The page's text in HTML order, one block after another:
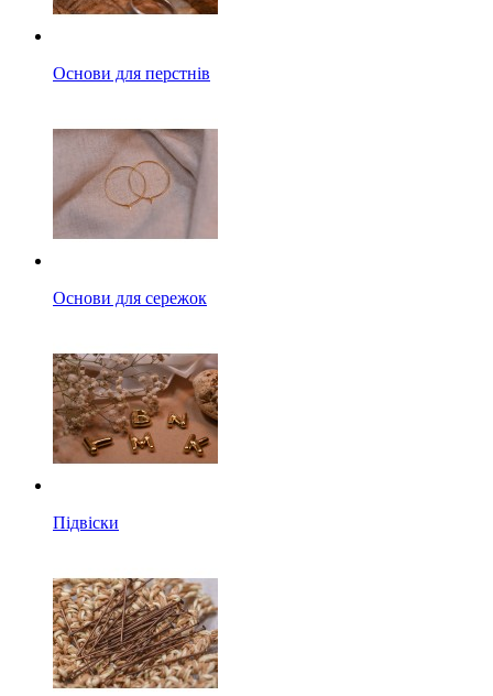
Основи для перстнів
Основи для сережок
Підвіски